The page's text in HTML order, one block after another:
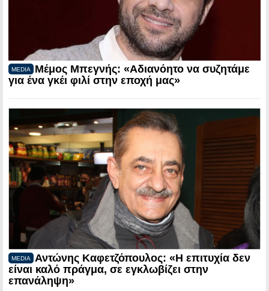
MEDIA
Μέμος Μπεγνής: «Αδιανόητο να συζητάμε
για ένα γκέι φιλί στην εποχή μας»
MEDIA
Αντώνης Καφετζόπουλος: «Η επιτυχία δεν
είναι καλό πράγμα, σε εγκλωβίζει στην
επανάληψη»